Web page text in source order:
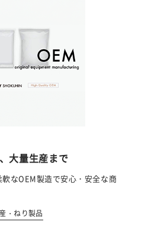
大量生産まで
なOEM製造で安心・安全な商
・ねり製品